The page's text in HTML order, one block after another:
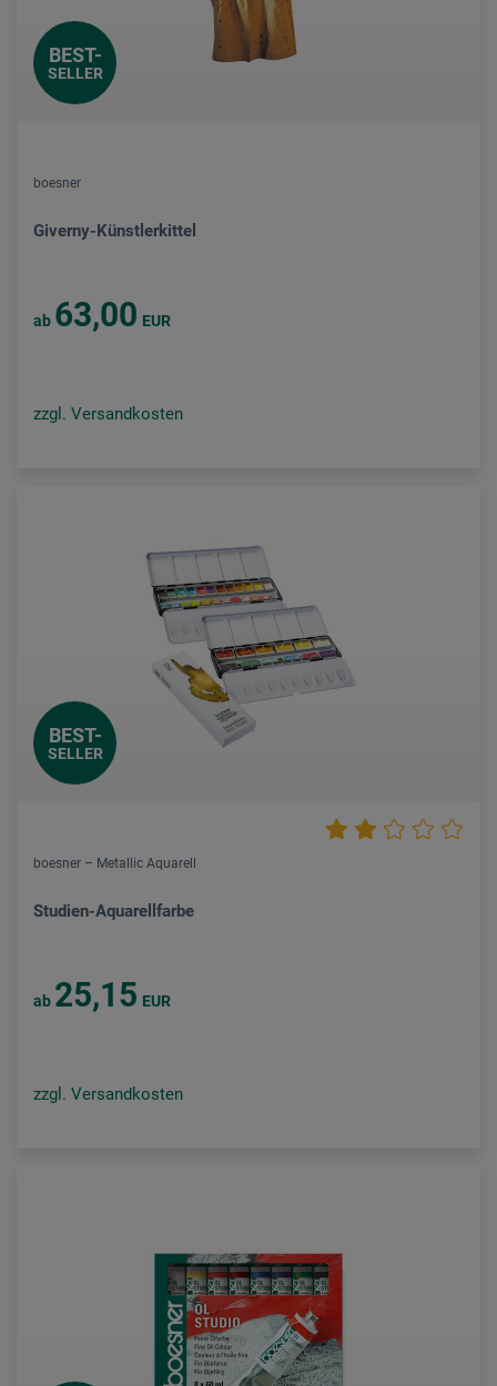
BEST-
SELLER
boesner
Giverny-Künstlerkittel
ab 63,00 EUR
zzgl. Versandkosten
BEST-
SELLER
boesner – Metallic Aquarell
Studien-Aquarellfarbe
ab 25,15 EUR
zzgl. Versandkosten